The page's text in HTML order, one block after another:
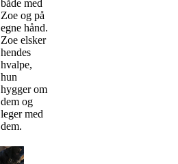
både med
Zoe og på
egne hånd.
Zoe elsker
hendes
hvalpe,
hun
hygger om
dem og
leger med
dem.